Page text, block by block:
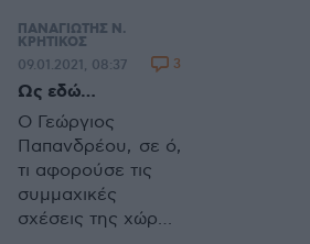
ΠΑΝΑΓΙΩΤΗΣ Ν.
ΚΡΗΤΙΚΟΣ
Ως εδώ…
Ο Γεώργιος
Παπανδρέου, σε ό,
τι αφορούσε τις
συμμαχικές
σχέσεις της χώρας
09.01.2021, 08:37 3